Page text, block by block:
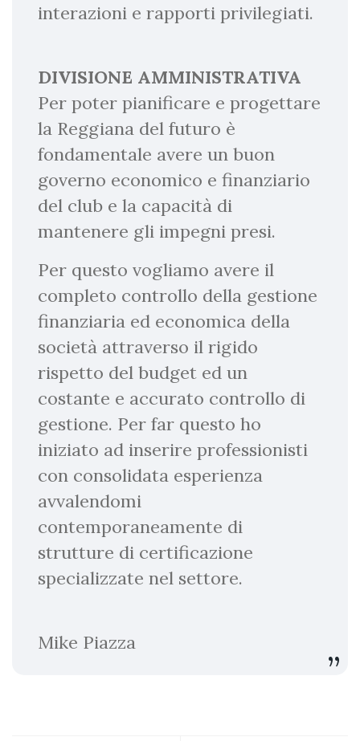
interazioni e rapporti privilegiati.
DIVISIONE AMMINISTRATIVA
Per poter pianificare e progettare
la Reggiana del futuro è
fondamentale avere un buon
governo economico e finanziario
del club e la capacità di
mantenere gli impegni presi.
Per questo vogliamo avere il
completo controllo della gestione
finanziaria ed economica della
società attraverso il rigido
rispetto del budget ed un
costante e accurato controllo di
gestione. Per far questo ho
iniziato ad inserire professionisti
con consolidata esperienza
avvalendomi
contemporaneamente di
strutture di certificazione
specializzate nel settore.
Mike Piazza